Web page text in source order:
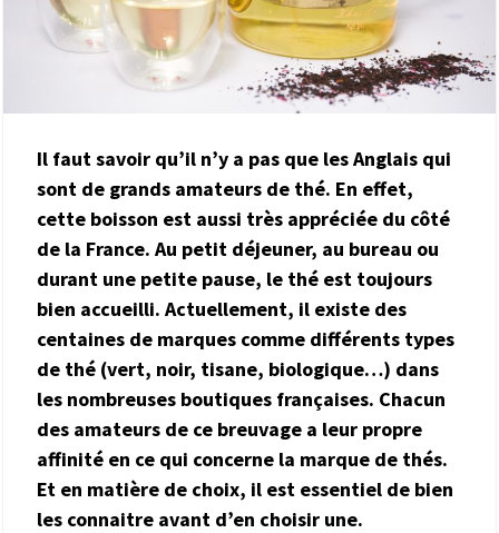
Il faut savoir qu’il n’y a pas que les Anglais qui
sont de grands amateurs de thé. En effet,
cette boisson est aussi très appréciée du côté
de la France. Au petit déjeuner, au bureau ou
durant une petite pause, le thé est toujours
bien accueilli. Actuellement, il existe des
centaines de marques comme différents types
de thé (vert, noir, tisane, biologique…) dans
les nombreuses boutiques françaises. Chacun
des amateurs de ce breuvage a leur propre
affinité en ce qui concerne la marque de thés.
Et en matière de choix, il est essentiel de bien
les connaitre avant d’en choisir une.